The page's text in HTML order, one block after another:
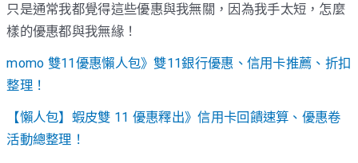
只是通常我都覺得這些優惠與我無關，因為我手太短，怎麼
樣的優惠都與我無緣！
momo 雙11優惠懶人包》雙11銀行優惠、信用卡推薦、折扣
整理！
【懶人包】蝦皮雙 11 優惠釋出》信用卡回饋速算、優惠卷
活動總整理！